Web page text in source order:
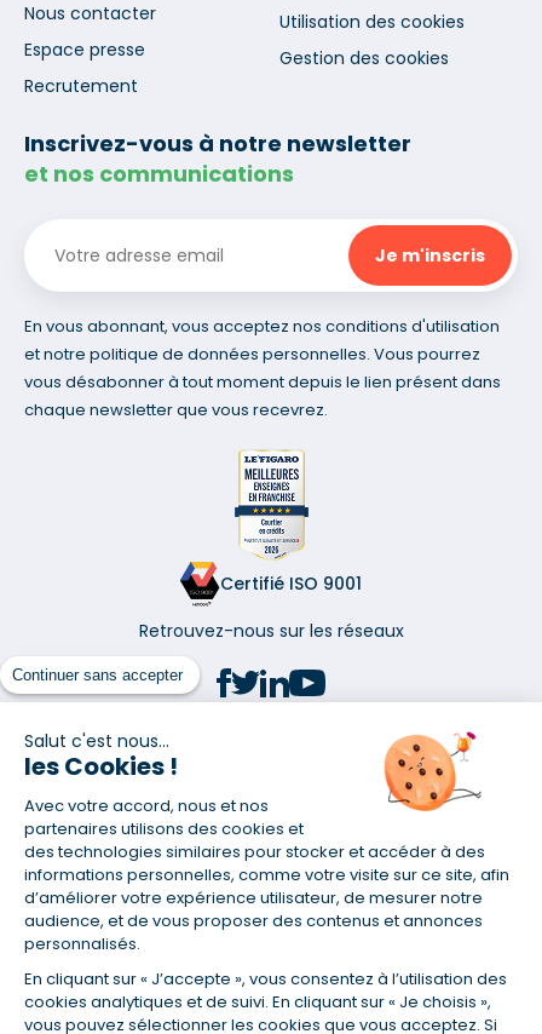
Continuer sans accepter
Salut c'est nous...
les Cookies !
Avec votre accord, nous et nos
partenaires utilisons des cookies et
des technologies similaires pour stocker et accéder à des
informations personnelles, comme votre visite sur ce site, afin
d’améliorer votre expérience utilisateur, de mesurer notre
audience, et de vous proposer des contenus et annonces
personnalisés.
En cliquant sur « J’accepte », vous consentez à l’utilisation des
cookies analytiques et de suivi. En cliquant sur « Je choisis »,
vous pouvez sélectionner les cookies que vous acceptez. Si
Nous contacter
Espace presse
Recrutement
Utilisation des cookies
Gestion des cookies
Inscrivez-vous à notre newsletter
et nos communications
En vous abonnant, vous acceptez nos conditions d'utilisation
et notre politique de données personnelles. Vous pourrez
vous désabonner à tout moment depuis le lien présent dans
chaque newsletter que vous recevrez.
Certifié ISO 9001
Retrouvez-nous sur les réseaux
(1) Taux fixe national hors assurance et selon votre profil
(2) Économie de 65 % pour l'assurance d'un prêt amortissable de 330
457,23 € à 0,90 % sur 19,5 ans, accordé à un salarié non cadre assuré à
100 % (décès, PTIA, IPP, ITT, IPP) âgé de 36 ans fumeur et une personne
salariée non cadre assurée à 100 % (décès, PTIA, IPP, ITT, IPP) âgée de 35
ans et non-fumeur, tous deux sans risque médical connu. Au
14/07/2019, coût de l'assurance proposée par la banque 179,08 €/mois
en moyenne contre 64,60 €/mois en moyenne au 14/07/2022 avec
Empruntis.com (TAEA : 0,44 %, coût total de l'assurance : 15 117,65 €).
(3) Taux minimum pour un crédit consommation d'un montant fixé entre
5 000 et 20 000 euros, selon profil et durée.
(4) La diminution du montant des mensualités entraîne l'allongement